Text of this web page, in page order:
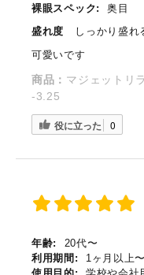
裸眼スペック:
奥目
盛れ度
しっかり盛れ
可愛いです
商品： マジェットリ
-3.25
役に立った 0
年齢:
20代〜
利用期間:
1ヶ月以上